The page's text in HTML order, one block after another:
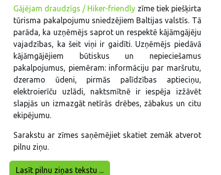
Gājējam draudzīgs / Hiker-friendly zīme tiek piešķirta
tūrisma pakalpojumu sniedzējiem Baltijas valstīs. Tā
parāda, ka uzņēmējs saprot un respektē kājāmgājēju
vajadzības, ka šeit viņi ir gaidīti. Uzņēmējs piedāvā
kājāmgājējiem būtiskus un nepieciešamus
pakalpojumus, piemēram: informāciju par maršrutu,
dzeramo ūdeni, pirmās palīdzības aptieciņu,
elektroierīču uzlādi, naktsmītnē ir iespēja izžāvēt
slapjās un izmazgāt netīrās drēbes, zābakus un citu
ekipējumu.
Sarakstu ar zīmes saņēmējiet skatiet zemāk atverot
pilnu ziņu.
Lasīt pilnu ziņas tekstu ...